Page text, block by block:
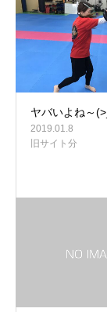
ヤバいよね～(>_
2019.01.8
旧サイト分